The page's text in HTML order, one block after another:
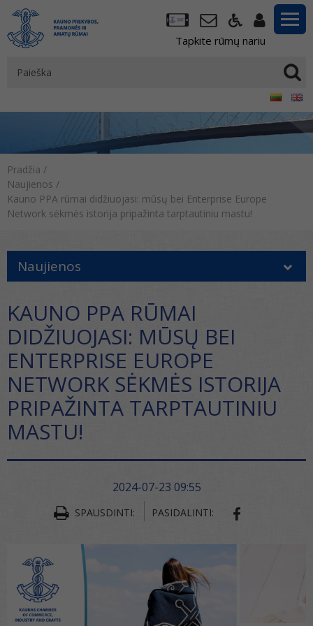
Tapkite rūmų nariu
Pradžia /
Naujienos /
Kauno PPA rūmai didžiuojasi: mūsų bei Enterprise Europe
Network sėkmės istorija pripažinta tarptautiniu mastu!
Naujienos
KAUNO PPA RŪMAI
DIDŽIUOJASI: MŪSŲ BEI
ENTERPRISE EUROPE
NETWORK SĖKMĖS ISTORIJA
PRIPAŽINTA TARPTAUTINIU
MASTU!
2024-07-23 09:55
SPAUSDINTI: PASIDALINTI: